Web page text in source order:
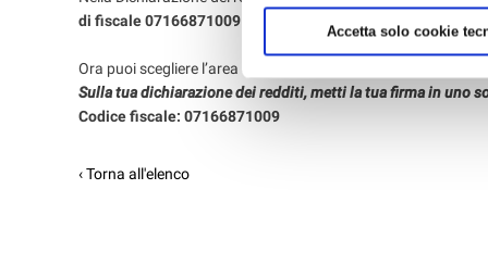
Accetta solo cookie
di fiscale 07166871009 di ANCoS
Ora puoi scegliere l’area di intervento per
Sulla tua dichiarazione dei redditi, metti la tua firma in uno
Codice fiscale: 07166871009
‹ Torna all'elenco